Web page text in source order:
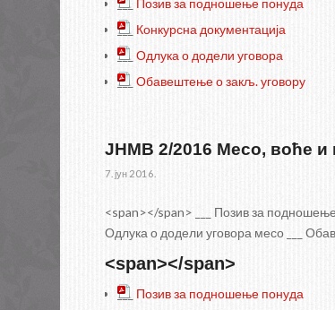
___ Позив за подношење понуда
___ Конкурсна документација
___Одлука о додели уговора
___Обавештење о закљ. уговору
ЈНМВ 2/2016 Месо, воће и
7. јун 2016.
<span></span> ___ Позив за подношење
Одлука о додели уговора месо ___
<span></span>
___ Позив за подношење понуда